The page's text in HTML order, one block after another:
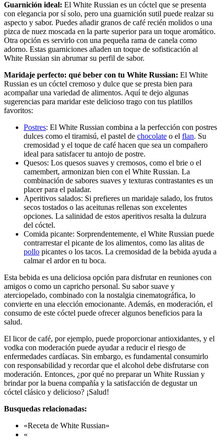
Guarnición ideal: El White Russian es un cóctel que se presenta
con elegancia por sí solo, pero una guarnición sutil puede realzar su
aspecto y sabor. Puedes añadir granos de café recién molidos o una
pizca de nuez moscada en la parte superior para un toque aromático.
Otra opción es servirlo con una pequeña rama de canela como
adorno. Estas guarniciones añaden un toque de sofisticación al
White Russian sin abrumar su perfil de sabor.
Maridaje perfecto: qué beber con tu White Russian: El White
Russian es un cóctel cremoso y dulce que se presta bien para
acompañar una variedad de alimentos. Aquí te dejo algunas
sugerencias para maridar este delicioso trago con tus platillos
favoritos:
Postres: El White Russian combina a la perfección con postres
dulces como el tiramisú, el pastel de chocolate o el flan. Su
cremosidad y el toque de café hacen que sea un compañero
ideal para satisfacer tu antojo de postre.
Quesos: Los quesos suaves y cremosos, como el brie o el
camembert, armonizan bien con el White Russian. La
combinación de sabores suaves y texturas contrastantes es un
placer para el paladar.
Aperitivos salados: Si prefieres un maridaje salado, los frutos
secos tostados o las aceitunas rellenas son excelentes
opciones. La salinidad de estos aperitivos resalta la dulzura
del cóctel.
Comida picante: Sorprendentemente, el White Russian puede
contrarrestar el picante de los alimentos, como las alitas de
pollo picantes o los tacos. La cremosidad de la bebida ayuda a
calmar el ardor en tu boca.
Esta bebida es una deliciosa opción para disfrutar en reuniones con
amigos o como un capricho personal. Su sabor suave y
aterciopelado, combinado con la nostalgia cinematográfica, lo
convierte en una elección emocionante. Además, en moderación, el
consumo de este cóctel puede ofrecer algunos beneficios para la
salud.
El licor de café, por ejemplo, puede proporcionar antioxidantes, y el
vodka con moderación puede ayudar a reducir el riesgo de
enfermedades cardíacas. Sin embargo, es fundamental consumirlo
con responsabilidad y recordar que el alcohol debe disfrutarse con
moderación. Entonces, ¿por qué no preparar un White Russian y
brindar por la buena compañía y la satisfacción de degustar un
cóctel clásico y delicioso? ¡Salud!
Busquedas relacionadas:
«Receta de White Russian»
«